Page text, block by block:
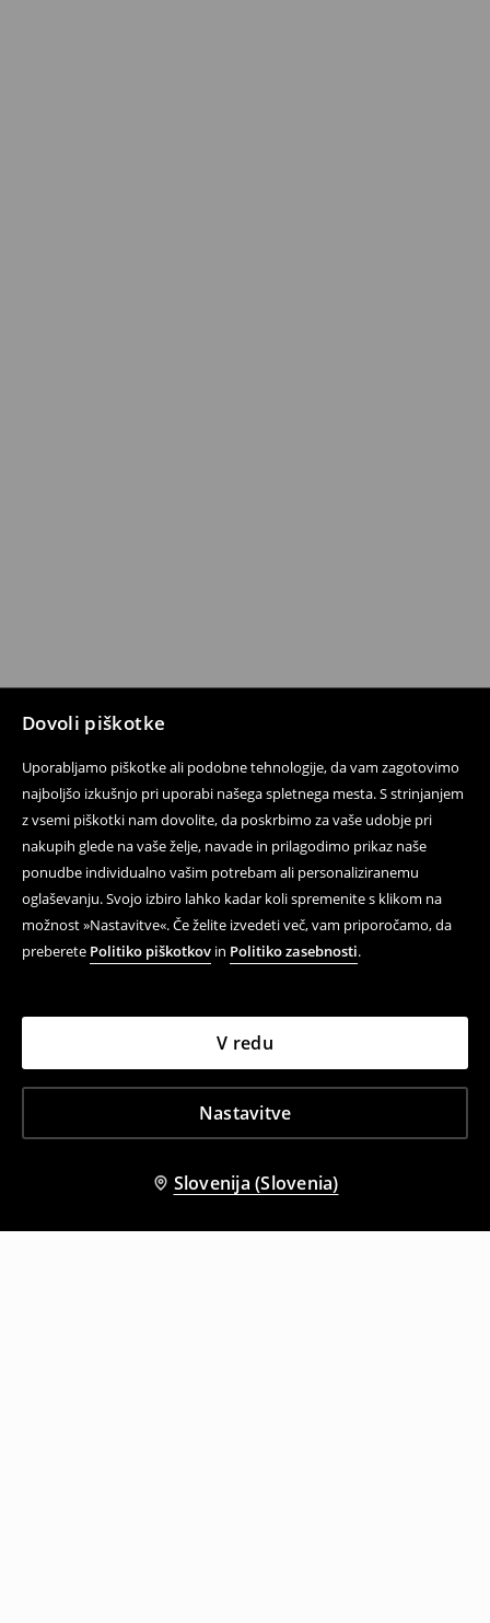
Dovoli piškotke
Uporabljamo piškotke ali podobne tehnologije, da vam zagotovimo
najboljšo izkušnjo pri uporabi našega spletnega mesta. S strinjanjem
z vsemi piškotki nam dovolite, da poskrbimo za vaše udobje pri
nakupih glede na vaše želje, navade in prilagodimo prikaz naše
ponudbe individualno vašim potrebam ali personaliziranemu
oglaševanju. Svojo izbiro lahko kadar koli spremenite s klikom na
možnost »Nastavitve«. Če želite izvedeti več, vam priporočamo, da
preberete Politiko piškotkov in Politiko zasebnosti.
Nastavitve
V redu
Slovenija (Slovenia)